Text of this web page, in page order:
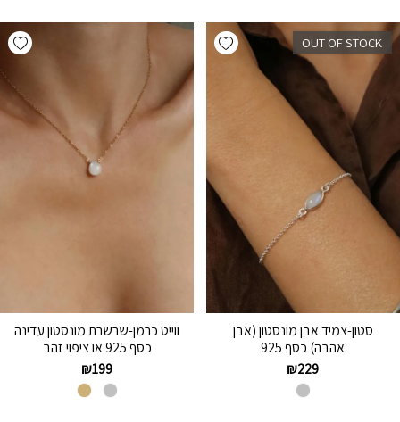
Add wishlist OUT OF STOCK
סטון-צמיד אבן מונסטון (אבן
אהבה) כסף 925
₪229
ווייט כרמן-שרשרת מונסטון עדינה
כסף 925 או ציפוי זהב
₪199